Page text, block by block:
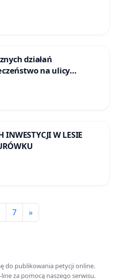
działań
na ulicy
INWESTYCJI W LESIE
7 »
do publikowania petycji online.
za pomocą naszego serwisu.